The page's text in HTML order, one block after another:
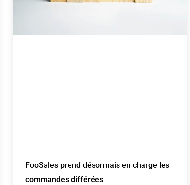
FooSales prend désormais en charge les
commandes différées